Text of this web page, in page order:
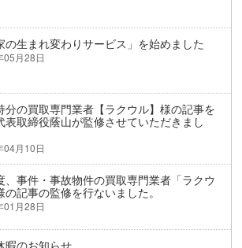
の生まれ変わりサービス」を始めました
05月28日
分の買取専門業者【ラクウル】様の記事を
表取締役蔭山が監修させていただきまし
04月10日
、事件・事故物件の買取専門業者「ラクウ
の記事の監修を行ないました。
01月28日